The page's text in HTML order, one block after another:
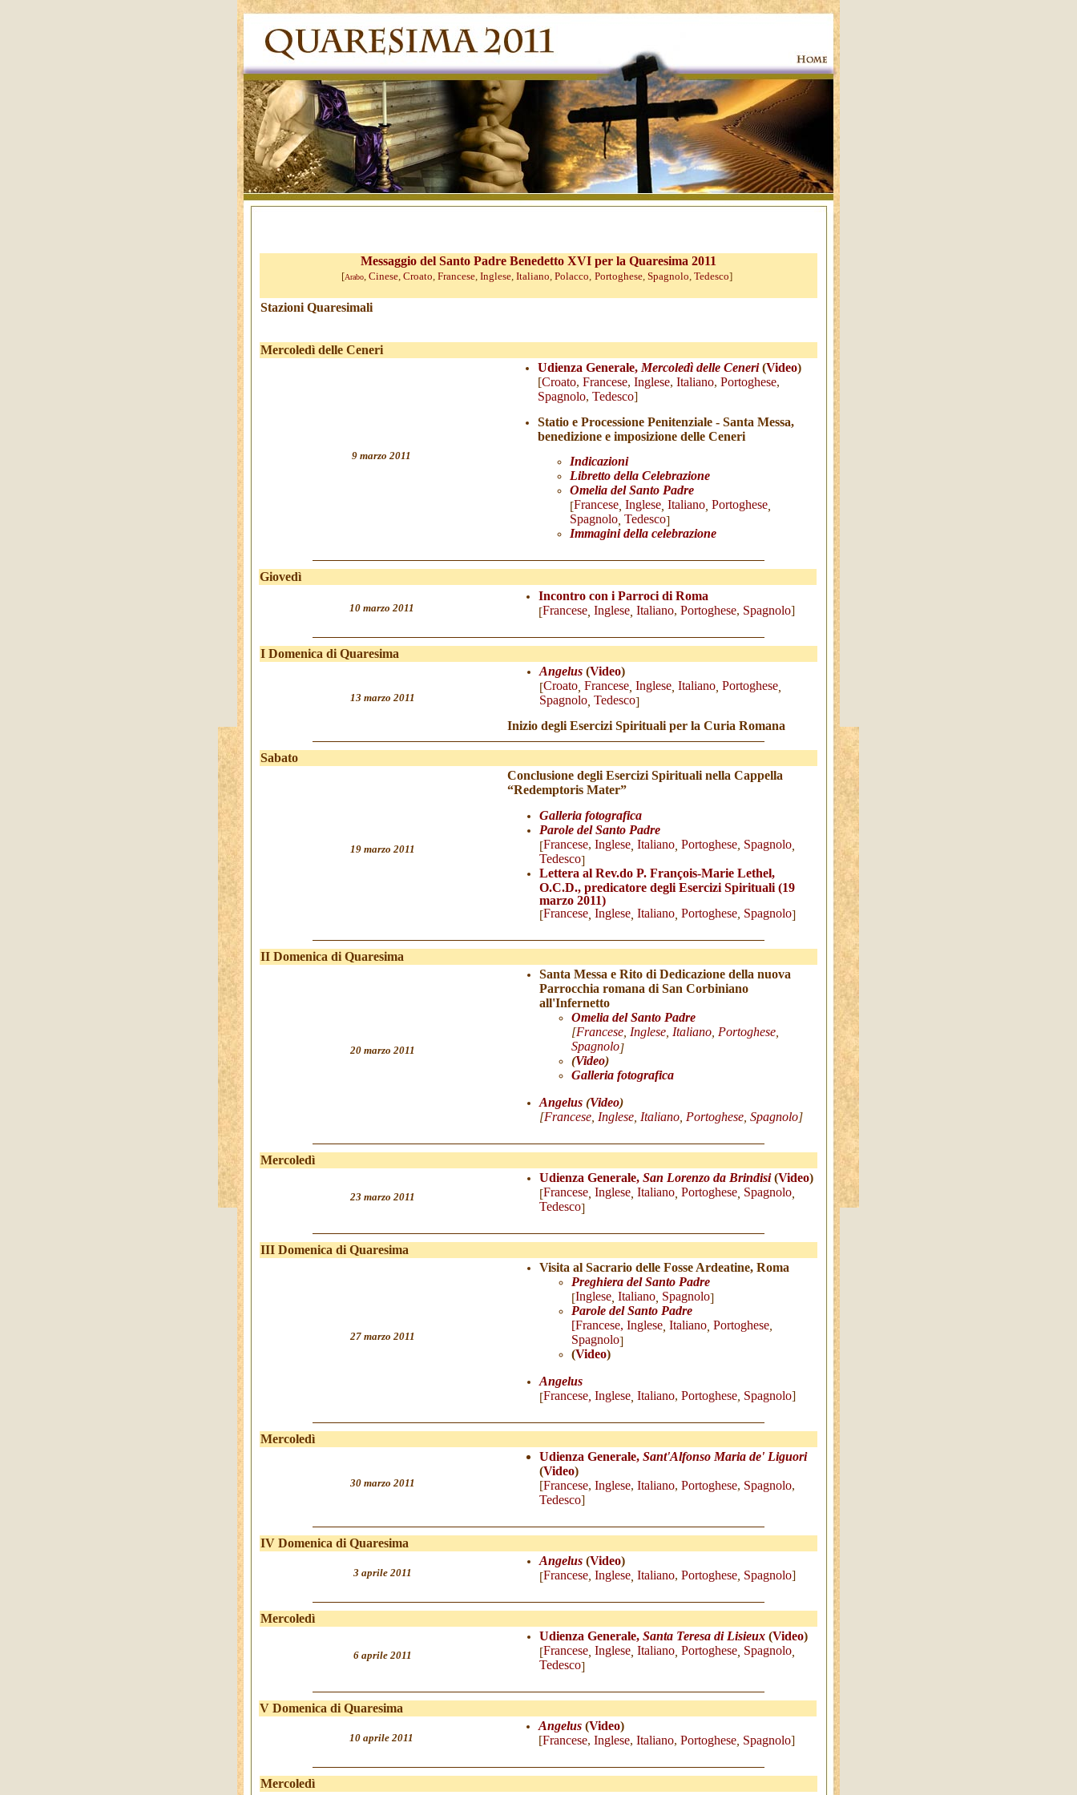
Messaggio del Santo Padre Benedetto XVI per la Quaresima 2011
[Arabo, Cinese, Croato, Francese, Inglese, Italiano, Polacco, Portoghese, Spagnolo, Tedesco]
Stazioni Quaresimali
Mercoledì delle Ceneri
9 marzo 2011
Udienza Generale, Mercoledì delle Ceneri (Video)
[Croato, Francese, Inglese, Italiano, Portoghese,
Spagnolo, Tedesco]
Statio e Processione Penitenziale - Santa Messa,
benedizione e imposizione delle Ceneri
Indicazioni
Libretto della Celebrazione
Omelia del Santo Padre
[Francese Inglese Italiano Portoghese
Spagnolo Tedesco]
Immagini della celebrazione
Giovedì
10marzo 2011
Incontro con i Parroci di Roma
[Francese Inglese Italiano, Portoghese, Spagnolo]
I Domenica di Quaresima
13 marzo 2011
Angelus (Video)
[Croato Francese Inglese Italiano Portoghese
Spagnolo Tedesco]
Inizio degli Esercizi Spirituali per la Curia Romana
Sabato
19marzo 2011
Conclusione degli Esercizi Spirituali nella Cappella
“Redemptoris Mater”
Galleria fotografica
Parole del Santo Padre
[Francese, Inglese Italiano Portoghese Spagnolo
Tedesco]
Lettera al Rev.do P. François-Marie Lethel,
O.C.D., predicatore degli Esercizi Spirituali (19
marzo 2011)
[Francese Inglese Italiano Portoghese Spagnolo]
II Domenica di Quaresima
20 marzo 2011
Santa Messa e Rito di Dedicazione della nuova
Parrocchia romana di San Corbiniano
all'Infernetto
Omelia del Santo Padre
[Francese Inglese Italiano Portoghese
Spagnolo]
(Video)
Galleria fotografica
Angelus (Video)
[Francese Inglese Italiano Portoghese Spagnolo]
Mercoledì
23 marzo 2011
Udienza Generale, San Lorenzo da Brindisi (Video)
[Francese Inglese Italiano Portoghese Spagnolo
Tedesco]
III Domenica di Quaresima
27marzo 2011
Visita al Sacrario delle Fosse Ardeatine, Roma
Preghiera del Santo Padre
[Inglese Italiano Spagnolo]
Parole del Santo Padre
[Francese, Inglese Italiano Portoghese
Spagnolo]
(Video)
Angelus
[Francese Inglese Italiano, Portoghese Spagnolo]
Mercoledì
30marzo 2011
Udienza Generale, Sant'Alfonso Maria de' Liguori
(Video)
[Francese, Inglese, Italiano, Portoghese, Spagnolo,
Tedesco]
IV Domenica di Quaresima
3 aprile 2011
Angelus (Video)
[Francese Inglese Italiano, Portoghese Spagnolo]
Mercoledì
6 aprile 2011
Udienza Generale, Santa Teresa di Lisieux (Video)
[Francese Inglese Italiano Portoghese Spagnolo
Tedesco]
V Domenica di Quaresima
10 aprile 2011
Angelus (Video)
[Francese, Inglese, Italiano, Portoghese Spagnolo]
Mercoledì